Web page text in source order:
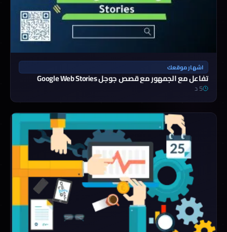
اشهار موقعك
تفاعل مع الجمهور مع قصص جوجل Google Web Stories
5 د